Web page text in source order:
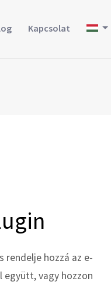
Kapcsolat
rendelje hozzá az e-
együtt, vagy hozzon